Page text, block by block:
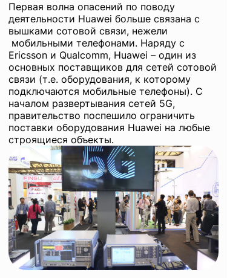
Первая волна опасений по поводу
деятельности Huawei больше связана с
вышками сотовой связи, нежели
мобильными телефонами. Наряду с
Ericsson и Qualcomm, Huawei – один из
основных поставщиков для сетей сотовой
связи (т.е. оборудования, к которому
подключаются мобильные телефоны). С
началом развертывания сетей 5G,
правительство поспешило ограничить
поставки оборудования Huawei на любые
строящиеся объекты.